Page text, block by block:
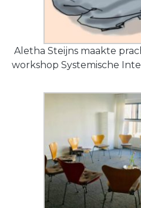
Aletha Steijns maakte
workshop Systemische